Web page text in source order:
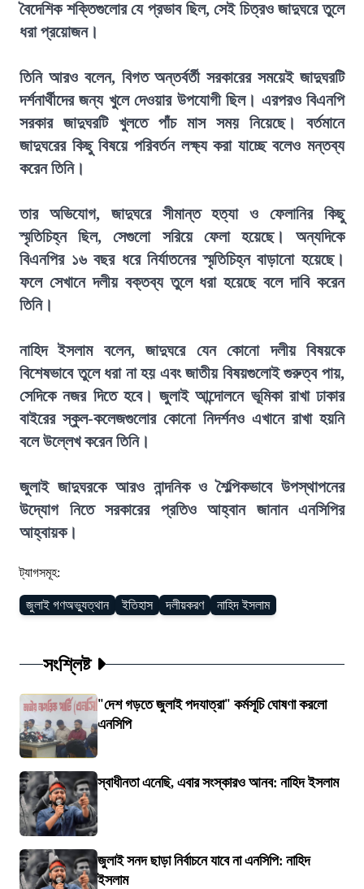
বৈদেশিক শক্তিগুলোর যে প্রভাব ছিল, সেই চিত্রও জাদুঘরে তুলে
ধরা প্রয়োজন।
তিনি আরও বলেন, বিগত অন্তর্বর্তী সরকারের সময়েই জাদুঘরটি
দর্শনার্থীদের জন্য খুলে দেওয়ার উপযোগী ছিল। এরপরও বিএনপি
সরকার জাদুঘরটি খুলতে পাঁচ মাস সময় নিয়েছে। বর্তমানে
জাদুঘরের কিছু বিষয়ে পরিবর্তন লক্ষ্য করা যাচ্ছে বলেও মন্তব্য
করেন তিনি।
তার অভিযোগ, জাদুঘরে সীমান্ত হত্যা ও ফেলানির কিছু
স্মৃতিচিহ্ন ছিল, সেগুলো সরিয়ে ফেলা হয়েছে। অন্যদিকে
বিএনপির ১৬ বছর ধরে নির্যাতনের স্মৃতিচিহ্ন বাড়ানো হয়েছে।
ফলে সেখানে দলীয় বক্তব্য তুলে ধরা হয়েছে বলে দাবি করেন
তিনি।
নাহিদ ইসলাম বলেন, জাদুঘরে যেন কোনো দলীয় বিষয়কে
বিশেষভাবে তুলে ধরা না হয় এবং জাতীয় বিষয়গুলোই গুরুত্ব পায়,
সেদিকে নজর দিতে হবে। জুলাই আন্দোলনে ভূমিকা রাখা ঢাকার
বাইরের স্কুল-কলেজগুলোর কোনো নিদর্শনও এখানে রাখা হয়নি
বলে উল্লেখ করেন তিনি।
জুলাই জাদুঘরকে আরও নান্দনিক ও শৈল্পিকভাবে উপস্থাপনের
উদ্যোগ নিতে সরকারের প্রতিও আহ্বান জানান এনসিপির
আহ্বায়ক।
ট্যাগসমূহ:
জুলাই গণঅভ্যুত্থান ইতিহাস দলীয়করণ নাহিদ ইসলাম
সংশ্লিষ্ট
"দেশ গড়তে জুলাই পদযাত্রা" কর্মসূচি ঘোষণা করলো
এনসিপি
স্বাধীনতা এনেছি, এবার সংস্কারও আনব: নাহিদ ইসলাম
জুলাই সনদ ছাড়া নির্বাচনে যাবে না এনসিপি: নাহিদ
ইসলাম